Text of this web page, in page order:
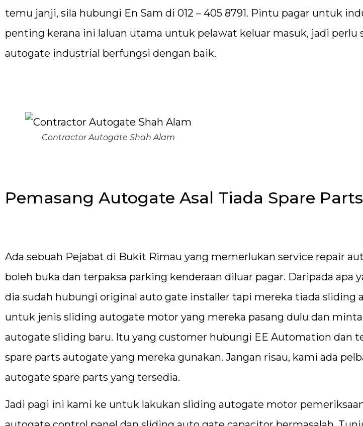
temu janji, sila hubungi En Sam di 012 – 405 8791. Pintu pagar untuk
penting kerana ini laluan utama untuk pelawat keluar masuk, jadi perlu
autogate industrial berfungsi dengan baik.
Contractor Autogate Shah Alam
Pemasang Autogate Asal Tiada Spare Parts
Ada sebuah Pejabat di Bukit Rimau yang memerlukan service repair
boleh buka dan terpaksa parking kenderaan diluar pagar. Daripada apa
dia sudah hubungi original auto gate installer tapi mereka tiada sliding
untuk jenis sliding autogate motor yang mereka pasang dulu dan
autogate sliding baru. Itu yang customer hubungi EE Automation dan
spare parts autogate yang mereka gunakan. Jangan risau, kami ada
autogate spare parts yang tersedia.
Jadi pagi ini kami ke untuk lakukan sliding autogate motor